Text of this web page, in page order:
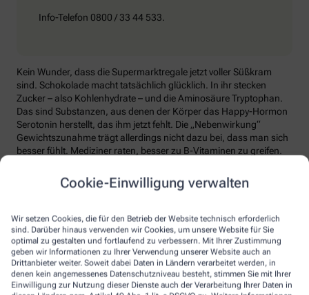
Cookie-Einwilligung verwalten
Wir setzen Cookies, die für den Betrieb der Website technisch erforderlich
sind. Darüber hinaus verwenden wir Cookies, um unsere Website für Sie
optimal zu gestalten und fortlaufend zu verbessern. Mit Ihrer Zustimmung
geben wir Informationen zu Ihrer Verwendung unserer Website auch an
Drittanbieter weiter. Soweit dabei Daten in Ländern verarbeitet werden, in
denen kein angemessenes Datenschutzniveau besteht, stimmen Sie mit Ihrer
Einwilligung zur Nutzung dieser Dienste auch der Verarbeitung Ihrer Daten in
Info-Telefon 0800 / 33 44 533.
Kein Wunder, dass die Supermarktregale jetzt voller Süßkram
sind. Schokolade macht tatsächlich glücklich. In ihr stecken
Zucker – also Kohlenhydrate – und die Aminosäure Tryptophan.
Das sind Substanzen, aus denen der Körper das Happy-Hormon
Serotonin herstellt, das ihm jetzt fehlt. Die „Nebenwirkung“
Gewichtszunahme trägt allerdings nicht dazu bei, dass man sich
besser fühlt. Mediziner raten, besser zu B-Vitaminen zu greifen.
Energiestoffwechsel und unterstützen die Stressverarbeitung.
zurückzuziehen. Im Gegenteil: Aktiv zu bleiben, mit Familie und
Freunden etwas zu unternehmen, viel frische Luft zu tanken und
sich zum Beispiel mit seinem Hobby intensiv zu beschäftigen, hebt
die Laune. Dabei hilft, sich jeden Sonntag zu notieren, was man in
der kommenden Woche Schönes machen will.
Sommer-Feeling lässt sich auch zurückholen: mit anderen in